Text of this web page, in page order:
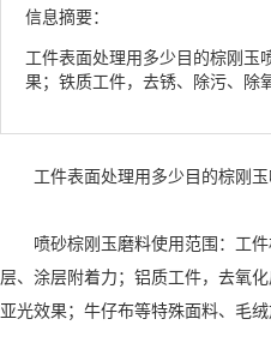
信息摘要：
工件表面处理用多少目的棕刚玉
果；铁质工件，去锈、除污、除
工件表面处理用多少目的棕刚玉
喷砂棕刚玉磨料使用范围：工件
层、涂层附着力；铝质工件，去氧
亚光效果；牛仔布等特殊面料、毛绒